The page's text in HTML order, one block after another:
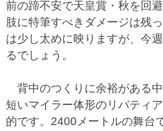
前の蹄不安で天皇賞・秋を回
肢に特筆すべきダメージは残
は少し太めに映りますが、今
るでしょう。
背中のつくりに余裕がある
短いマイラー体形のリバティ
的です。2400メートルの舞台